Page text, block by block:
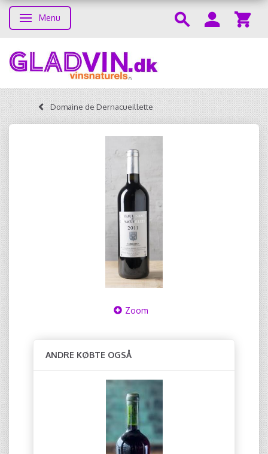
Skifte navigation
Menu
Domaine de Dernacueillette
Zoom
ANDRE KØBTE OGSÅ